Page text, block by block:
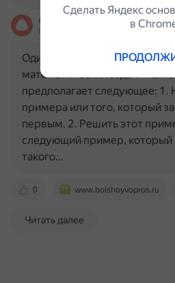
Алиса
0 www.bolshoyvopros.ru
Один из методов решения
математических задач —
предполагает следующее: 1.
примера или того, который
первым. 2. Решить этот
следующий пример, который
такого…
Читать далее
Сделать Яндекс
в